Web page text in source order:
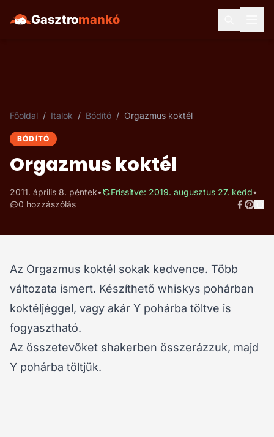
Gasztromankó
Főoldal / Italok / Bódító / Orgazmus koktél
BÓDÍTÓ
Orgazmus koktél
2011. április 8. péntek• Frissítve: 2019. augusztus 27. kedd•
0 hozzászólás
Az Orgazmus koktél sokak kedvence. Több
változata ismert. Készíthető whiskys pohárban
koktéljéggel, vagy akár Y pohárba töltve is
fogyasztható.
Az összetevőket shakerben összerázzuk, majd
Y pohárba töltjük.